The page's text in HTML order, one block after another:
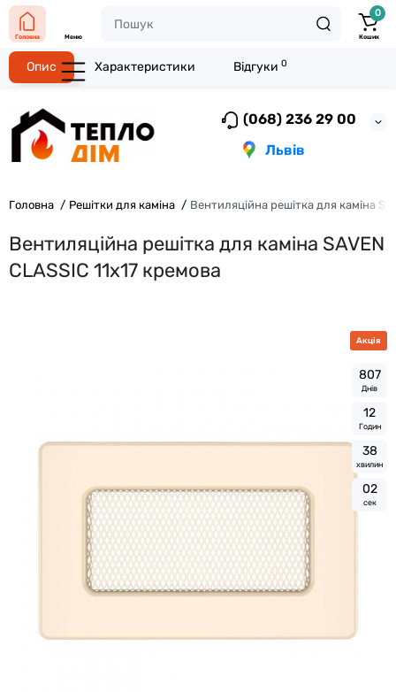
(068) 236 29 00
Львів
Головна Меню
0
Кошик
Головна Решітки для каміна Вентиляційна решітка для каміна
Вентиляційна решітка для каміна SAVEN
CLASSIC 11х17 кремова
Акція
807
Днів
12
Годин
38
хвилин
01
сек
Опис Характеристики Відгуки 0